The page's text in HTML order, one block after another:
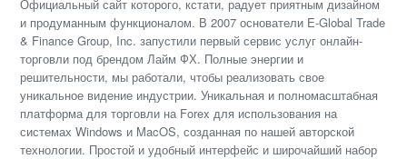
Официальный сайт которого, кстати, радует приятным дизайном
и продуманным функционалом. В 2007 основатели E-Global Trade
& Finance Group, Inc. запустили первый сервис услуг онлайн-
торговли под брендом Лайм ФХ. Полные энергии и
решительности, мы работали, чтобы реализовать свое
уникальное видение индустрии. Уникальная и полномасштабная
платформа для торговли на Forex для использования на
системах Windows и MacOS, созданная по нашей авторской
технологии. Простой и удобный интерфейс и широчайший набор